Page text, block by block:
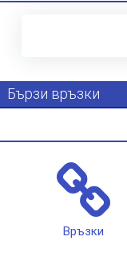
Бързи връзки
Връзки